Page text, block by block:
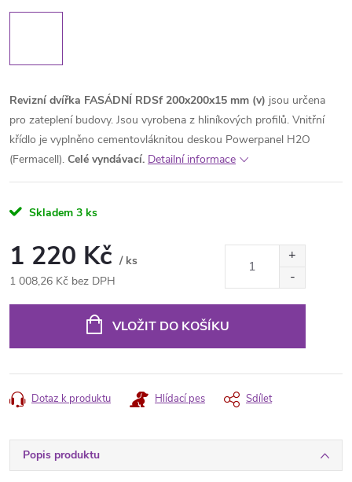
Revizní dvířka FASÁDNÍ RDSf 200x200x15 mm (v) jsou určena
pro zateplení budovy. Jsou vyrobena z hliníkových profilů. Vnitřní
křídlo je vyplněno cementovláknitou deskou Powerpanel H2O
(Fermacell). Celé vyndávací. Detailní informace
Skladem 3 ks
1 220 Kč / ks
1 008,26 Kč bez DPH
VLOŽIT DO KOŠÍKU
Dotaz k produktu Hlídací pes Sdílet
Popis produktu